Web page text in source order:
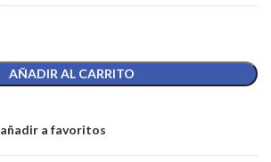
AÑADIR AL CARRITO
añadir a favoritos